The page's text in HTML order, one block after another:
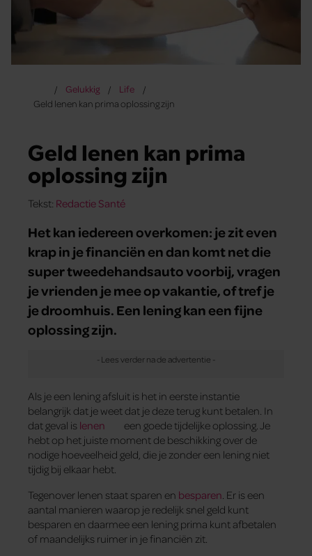
Gelukkig
Life
Geld lenen kan prima oplossing zijn
Geld lenen kan prima
oplossing zijn
Tekst: Redactie Santé
Het kan iedereen overkomen: je zit even
krap in je financiën en dan komt net die
super tweedehandsauto voorbij, vragen
je vrienden je mee op vakantie, of tref je
je droomhuis. Een lening kan een fijne
oplossing zijn.
Als je een lening afsluit is het in eerste instantie
belangrijk dat je weet dat je deze terug kunt betalen. In
dat geval is lenen
een goede tijdelijke oplossing. Je
hebt op het juiste moment de beschikking over de
nodige hoeveelheid geld, die je zonder een lening niet
tijdig bij elkaar hebt.
Tegenover lenen staat sparen en besparen. Er is een
aantal manieren waarop je redelijk snel geld kunt
besparen en daarmee een lening prima kunt afbetalen
of maandelijks ruimer in je financiën zit.